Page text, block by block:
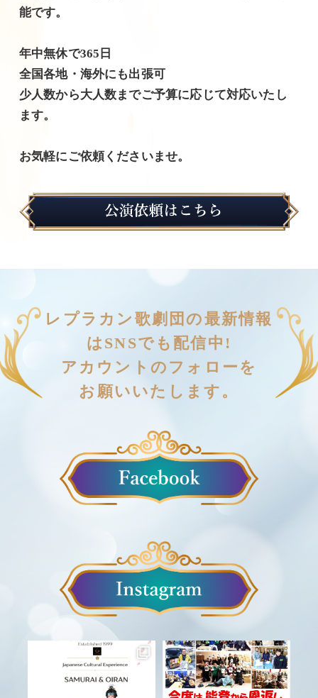
能です。
年中無休で365日
全国各地・海外にも出張可
少人数から大人数までご予算に応じて対応いたし
ます。
お気軽にご依頼くださいませ。
レプラカン歌劇団の最新情報
はSNSでも配信中!
アカウントのフォローを
お願いいたします。